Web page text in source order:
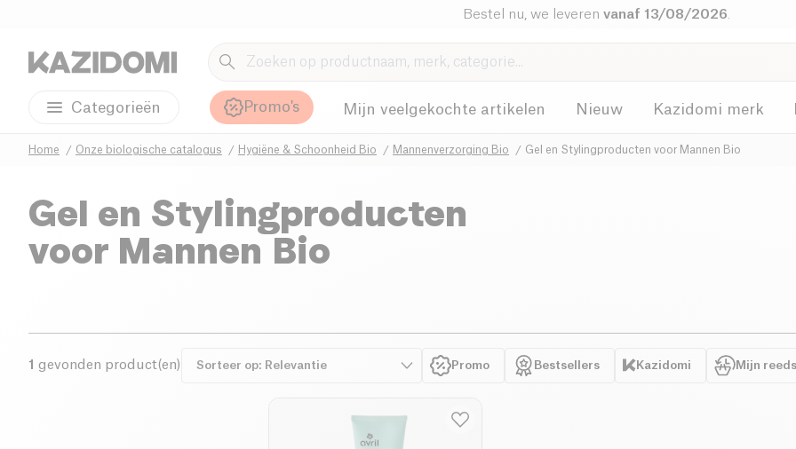
Bestel nu, we leverenvanaf 13/08/2026
Categorieën Promo's Mijn veelgekochte artikelen Nieuw Kazidomi merk
Home Onze biologische catalogus Hygiëne & Schoonheid Bio Mannenverzorging Bio Gel en Stylingproducten voor Mannen Bio
Gel en Stylingproducten
voor Mannen Bio
1 gevonden product(en) Promo Bestsellers Kazidomi Mijn